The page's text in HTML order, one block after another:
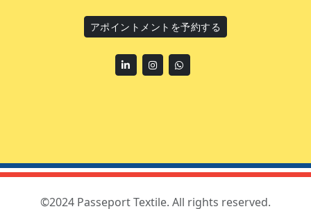
アポイントメントを予約する
LinkedinInstagramWhatsApp
©2024 Passeport Textile. All rights reserved.